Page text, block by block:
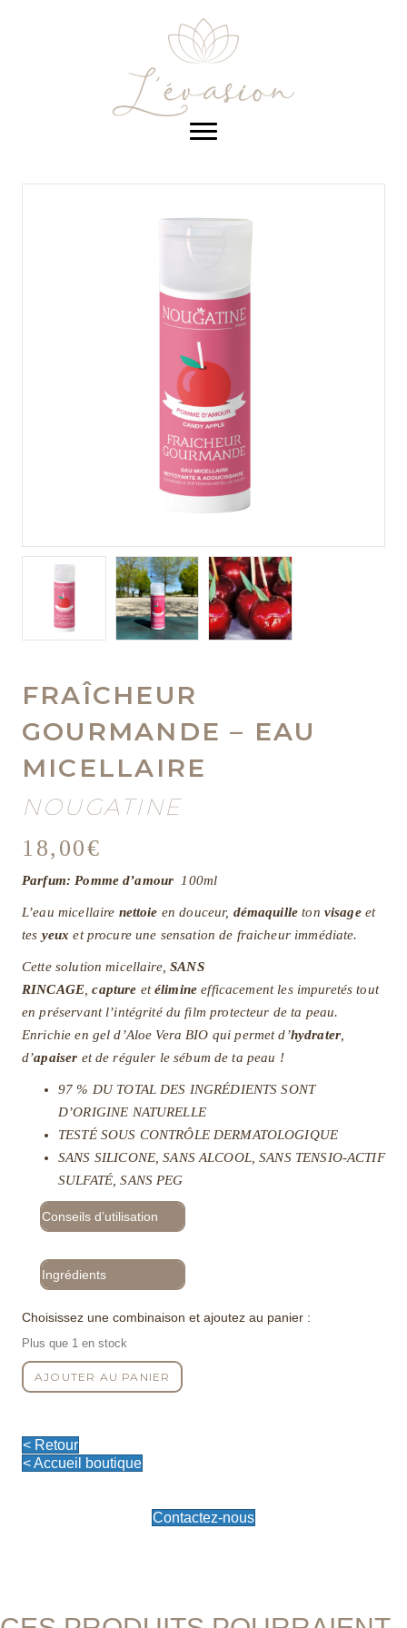
FRAÎCHEUR
GOURMANDE – EAU
MICELLAIRE
NOUGATINE
18,00€
Parfum: Pomme d’amour 100ml
L’eau micellaire nettoie en douceur, démaquille ton visageet
tes yeux et procure une sensation de fraicheur immédiate.
Cette solution micellaire,SANS
RINCAGE ,capture etélimine efficacement les impuretés tout
en préservant l’intégrité du film protecteur de ta peau.
Enrichie en gel d’Aloe Vera BIO qui permet d’hydrater,
d’apaiser et de réguler le sébum de ta peau !
97 % DU TOTAL DES INGRÉDIENTS SONT
D’ORIGINE NATURELLE
TESTÉ SOUS CONTRÔLE DERMATOLOGIQUE
SANS SILICONE, SANS ALCOOL, SANS TENSIO-ACTIF
SULFATÉ, SANS PEG
Conseils d’utilisation
Ingrédients
Choisissez une combinaison et ajoutez au panier :
Plus que 1 en stock
quantité
de
-
Eau
AJOUTER AU PANIER
< Retour
< Accueil boutique
Contactez-nous